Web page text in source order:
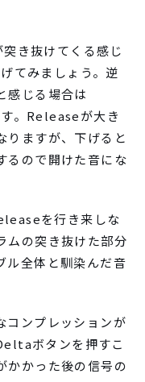
き抜けてくる感じ
てみましょう。逆
感じる場合は
。Releaseが大き
りますが、下げると
るので開けた音にな
を行き来しな
ムの突き抜けた部分
ル全体と馴染んだ音
コンプレッションが
ボタンを押すこ
かかった後の信号の